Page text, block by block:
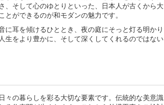
、そして心のゆとりといった、日本人が古くから大
ができるのが和モダンの魅力です。
に耳を傾けるひととき、夜の庭にそっと灯る明かり
生をより豊かに、そして深くしてくれるのではない
々の暮らしを彩る大切な要素です。伝統的な美意識